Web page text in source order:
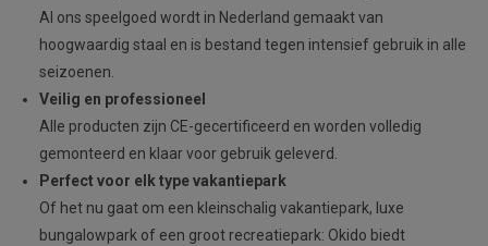
Al ons speelgoed wordt in Nederland gemaakt van
hoogwaardig staal en is bestand tegen intensief gebruik in alle
seizoenen.
Veilig en professioneel
Alle producten zijn CE-gecertificeerd en worden volledig
gemonteerd en klaar voor gebruik geleverd.
Perfect voor elk type vakantiepark
Of het nu gaat om een kleinschalig vakantiepark, luxe
bungalowpark of een groot recreatiepark: Okido biedt